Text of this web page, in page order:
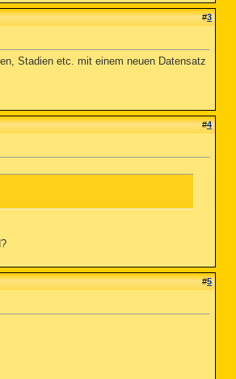
#3
Stadien etc. mit einem neuen Datensatz
#4
#5